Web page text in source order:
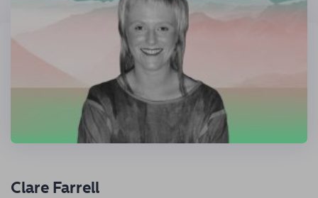
Clare Farrell